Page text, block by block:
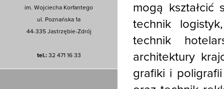
im. Wojciecha Korfantego
ul. Poznańska 1a
44-335 Jastrzębie-Zdrój
tel.:32 471 16 33
mogą kształcić
technik
technik
architektury
grafiki i